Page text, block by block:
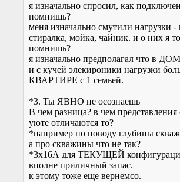
я изначально спросил, как
помнишь?
меня изначально смутили нагрузки -
стиралка, мойка, чайник. и о них я
помнишь?
я изначально предполагал что в
и с кучей элекироники нагрузки
КВАРТИРЕ с 1 семьей.
*3. Ты ЯВНО не осознаешь
В чем разница? в чем
уюте отличаются то?
*например по поводу глубины
а про скважины что не так?
*3х16А для ТЕКУЩЕЙ
вполне приличный запас.
к этому тоже еще вернемсо.